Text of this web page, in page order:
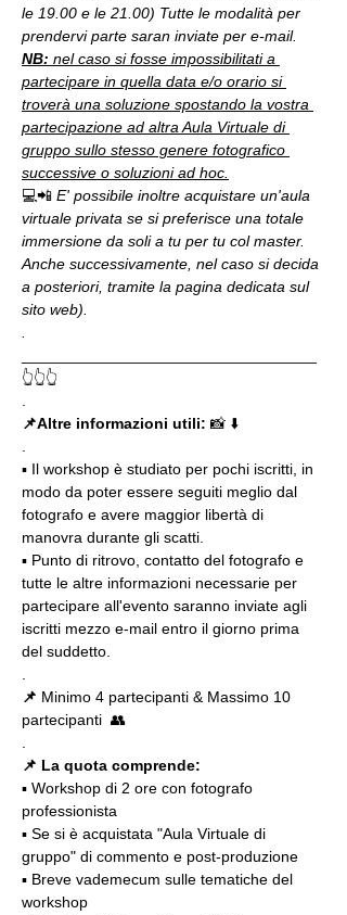
le 19.00 e le 21.00) Tutte le modalità per
prendervi parte saran inviate per e-mail.
NB: nel caso si fosse impossibilitati a
partecipare in quella data e/o orario si
troverà una soluzione spostando la vostra
partecipazione ad altra Aula Virtuale di
gruppo sullo stesso genere fotografico
successive o soluzioni ad hoc.
💻📲 E' possibile inoltre acquistare un'aula
virtuale privata se si preferisce una totale
immersione da soli a tu per tu col master.
Anche successivamente, nel caso si decida
a posteriori, tramite la pagina dedicata sul
sito web).
👆👆👆
📌Altre informazioni utili: 📸 ⬇️
▪️ Il workshop è studiato per pochi iscritti, in
modo da poter essere seguiti meglio dal
fotografo e avere maggior libertà di
manovra durante gli scatti.
▪️ Punto di ritrovo, contatto del fotografo e
tutte le altre informazioni necessarie per
partecipare all'evento saranno inviate agli
iscritti mezzo e-mail entro il giorno prima
del suddetto.
📌 Minimo 4 partecipanti & Massimo 10
partecipanti  👥
📌 La quota comprende:
▪️ Workshop di 2 ore con fotografo
professionista
▪️ Se si è acquistata "Aula Virtuale di
gruppo" di commento e post-produzione
▪️ Breve vademecum sulle tematiche del
workshop